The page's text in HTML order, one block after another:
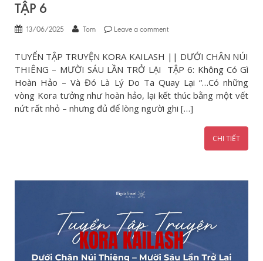
TẬP 6
13/06/2025 Tom Leave a comment
TUYỂN TẬP TRUYỆN KORA KAILASH || DƯỚI CHÂN NÚI
THIÊNG – MƯỜI SÁU LẦN TRỞ LẠI TẬP 6: Không Có Gì
Hoàn Hảo – Và Đó Là Lý Do Ta Quay Lại “…Có những
vòng Kora tưởng như hoàn hảo, lại kết thúc bằng một vết
nứt rất nhỏ – nhưng đủ để lòng người ghi […]
CHI TIẾT